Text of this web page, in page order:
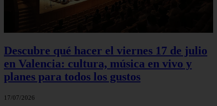
Descubre qué hacer el viernes 17 de julio
en Valencia: cultura, música en vivo y
planes para todos los gustos
17/07/2026